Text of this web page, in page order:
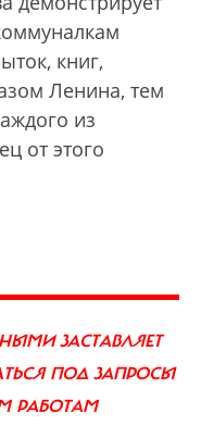
книг,
Ленина, тем
из
от этого
ЗАСТАВЛЯЕТ
ПОД ЗАПРОСЫ
РАБОТАМ